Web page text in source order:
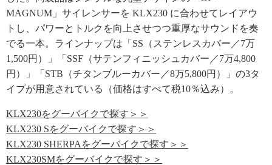
MAGNUM」サイレンサーを KLX230 に合わせてレイアウ
トし、パワーとトルクを向上させつつ重厚なサウンドを奏
でる一本。ラインナップは「SS（ステンレスカバー／7万
1,500円）」「SSF（サテンフィニッシュカバー／7万4,800
円）」「STB（チタンブルーカバー／8万5,800円）」の3タ
イプが用意されている（価格はすべて税10％込み）。
KLX230をグーバイクで探す＞＞
KLX230 Sをグーバイクで探す＞＞
KLX230 SHERPAをグーバイクで探す＞＞
KLX230SMをグーバイクで探す＞＞